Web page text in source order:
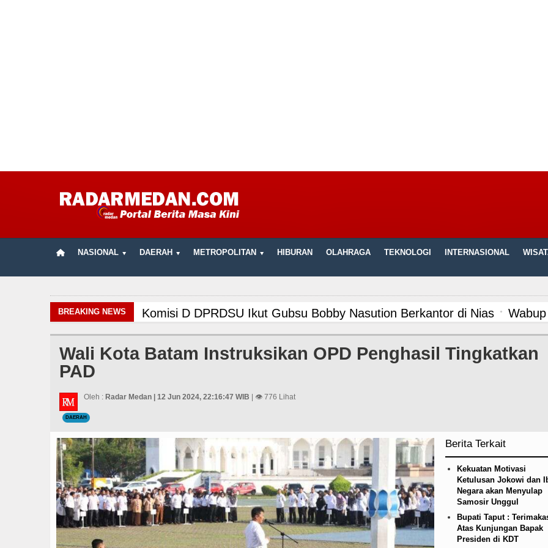
NASIONAL DAERAH METROPOLITAN HIBURAN OLAHRAGA TEKNOLOGI INTERNASIONAL
BREAKING NEWS Komisi D DPRDSU Ikut Gubsu Bobby Nasution Berkantor di Nias
Bayern Munich vs Aston Villa Laga Persahabatan 7 Agustus 2026 di Hong
Sebut LSL Pengidap HIV/AIDS di Jawa Barat Sebagai Gay Salah Kaprah
AC Milan Hanya Bermain Imbang dengan Inter Milan Derby Laga
Wabup Taput Hadiri Rapat Persiapan Penataan Desa dan Batas Desa
Wali Kota Medan Dikukuhkan Jadi Duta Penggerak Ayah Teladan Sebut
Wali Kota Batam Instruksikan OPD Penghasil Tingkatkan
PAD
Oleh : Radar Medan | 12 Jun 2024, 22:16:47 WIB | 👁 776 Lihat
DAERAH
Berita Terkait
Kekuatan Motivasi
Ketulusan Jokowi dan
Negara akan Menyulap
Samosir Unggul
Bupati Taput :
Atas Kunjungan Bapak
Presiden di KDT